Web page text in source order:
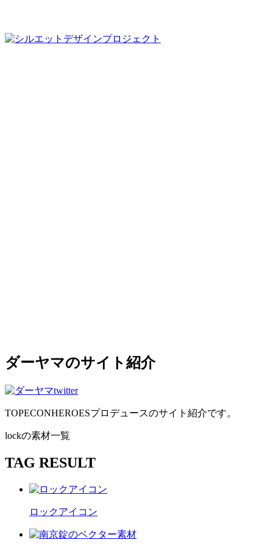
ダーヤマのサイト紹介
TOPECONHEROESプロデュースのサイト紹介です。
lockの素材一覧
TAG RESULT
ロックアイコン